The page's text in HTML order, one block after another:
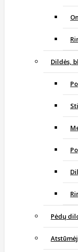
Dildės,
Pėdų